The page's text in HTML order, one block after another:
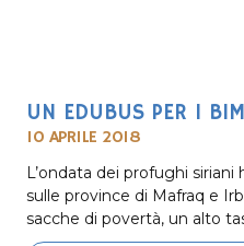
UN EDUBUS PER I
10 APRILE 2018
L’ondata dei profughi
sulle province di Mafraq e
sacche di povertà, un alto